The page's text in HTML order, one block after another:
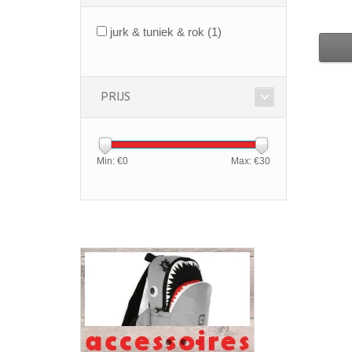
jurk & tuniek & rok (1)
PRIJS
Min: €0 Max: €30